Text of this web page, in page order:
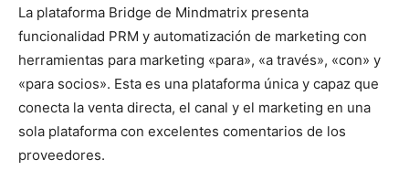
La plataforma Bridge de Mindmatrix presenta
funcionalidad PRM y automatización de marketing con
herramientas para marketing «para», «a través», «con» y
«para socios». Esta es una plataforma única y capaz que
conecta la venta directa, el canal y el marketing en una
sola plataforma con excelentes comentarios de los
proveedores.